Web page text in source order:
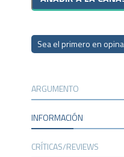
Sea el primero en
ARGUMENTO
INFORMACIÓN
CRÍTICAS/REVIEWS